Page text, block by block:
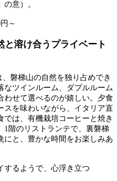
意）。
～
と溶け合うプライベート
磐梯山の自然を独り占めでき
なツインルーム、ダブルルーム
わせて選べるのが嬉しい。夕食
スを味わいながら、イタリア直
は、有機栽培コーヒーと焼き
階のリストランテで、裏磐梯
にと、豊かな時間をお楽しみあ
るようで、心浮き立つ